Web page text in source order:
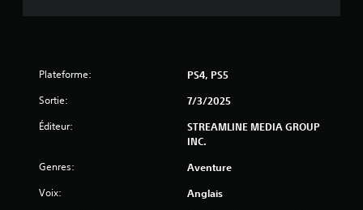
Plateforme: PS4, PS5
Sortie: 7/3/2025
Éditeur:
STREAMLINE MEDIA GROUP
INC.
Genres: Aventure
Voix: Anglais